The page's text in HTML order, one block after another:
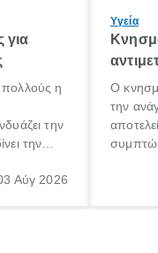
για
πολλούς η
την
την
Αύγ 2026
Υγεία
Ο
την